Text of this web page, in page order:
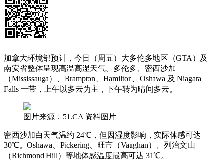
加拿大环境部预计，今日（周五）大多伦多地区（GTA）及
南安省整体呈现高温高湿天气。多伦多、密西沙加
（Mississauga）、Brampton、Hamilton、Oshawa 及 Niagara
Falls 一带，上午以多云为主，下午转为晴间多云。
图片来源：51.CA 资料图片
密西沙加白天气温约 24℃，但因湿度影响，实际体感可达
30℃。Oshawa、Pickering、旺市（Vaughan）、列治文山
（Richmond Hill）等地体感温度最高可达 31℃。